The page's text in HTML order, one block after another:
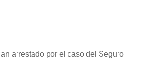
arrestado por el caso del Seguro